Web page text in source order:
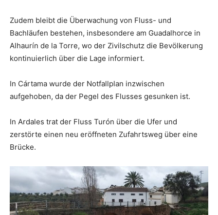
Zudem bleibt die Überwachung von Fluss- und
Bachläufen bestehen, insbesondere am Guadalhorce in
Alhaurín de la Torre, wo der Zivilschutz die Bevölkerung
kontinuierlich über die Lage informiert.
In Cártama wurde der Notfallplan inzwischen
aufgehoben, da der Pegel des Flusses gesunken ist.
In Ardales trat der Fluss Turón über die Ufer und
zerstörte einen neu eröffneten Zufahrtsweg über eine
Brücke.